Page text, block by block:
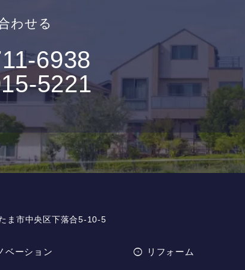
わせる
6938
5221
ま市中央区下落合5-10-5
ベーション リフォーム